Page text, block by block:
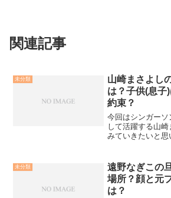
関連記事
未分類
山崎まさよし
は？子供(息子
約束？
今回はシンガーソ
して活躍する山
みていきたいと
日：1971/12/23星
身長：176c...
未分類
遠野なぎこの
場所？顔と元
は？